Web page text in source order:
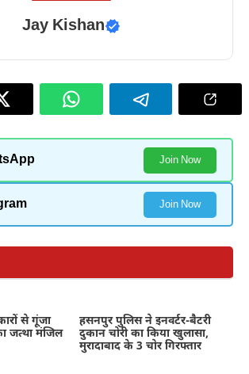
Jay Kishan
Join Now
Join Now
से गूंजा
जत्था मंजिल
हसनपुर पुलिस ने इनवर्टर-बैटरी
दुकान चोरी का किया खुलासा,
मुरादाबाद के 3 चोर गिरफ्तार